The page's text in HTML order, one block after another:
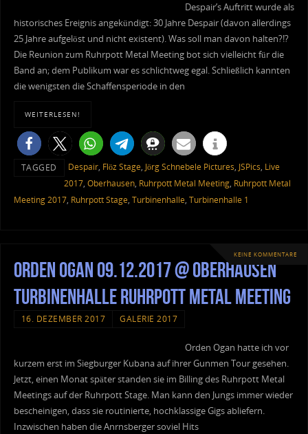
Despair’s Auftritt wurde als
historisches Ereignis angekündigt: 30 Jahre Despair (davon allerdings
25 Jahre aufgelöst und nicht existent). Was soll man davon halten?!?
Die Reunion zum Ruhrpott Metal Meeting bot sich vielleicht für die
Band an; dem Publikum war es schlichtweg egal. Schließlich kannten
die wenigsten die Schaffensperiode in den
WEITERLESEN!
TAGGED Despair, Flöz Stage, Jörg Schnebele Pictures, JSPics, Live
2017, Oberhausen, Ruhrpott Metal Meeting, Ruhrpott Metal
Meeting 2017, Ruhrpott Stage, Turbinenhalle, Turbinenhalle 1
KEINE KOMMENTARE
Orden Ogan 09.12.2017 @ Oberhausen
Turbinenhalle Ruhrpott Metal Meeting
16. DEZEMBER 2017 GALERIE 2017
Orden Ogan hatte ich vor
kurzem erst im Siegburger Kubana auf ihrer Gunmen Tour gesehen.
Jetzt, einen Monat später standen sie im Billing des Ruhrpott Metal
Meetings auf der Ruhrpott Stage. Man kann den Jungs immer wieder
bescheinigen, dass sie routinierte, hochklassige Gigs abliefern.
Inzwischen haben die Anrnsberger soviel Hits